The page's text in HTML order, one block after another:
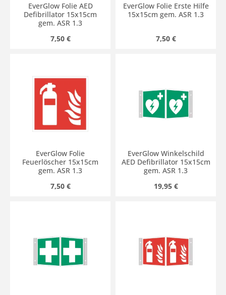
EverGlow Folie AED
Defibrillator 15x15cm
gem. ASR 1.3
Regulärer Preis:
7,50 €
EverGlow Folie Erste Hilfe
15x15cm gem. ASR 1.3
Regulärer Preis:
7,50 €
EverGlow Folie
Feuerlöscher 15x15cm
gem. ASR 1.3
Regulärer Preis:
7,50 €
EverGlow Winkelschild
AED Defibrillator 15x15cm
gem. ASR 1.3
Regulärer Preis:
19,95 €